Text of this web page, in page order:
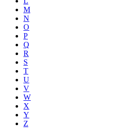
M
N
O
P
Q
R
S
T
U
V
W
X
Y
Z